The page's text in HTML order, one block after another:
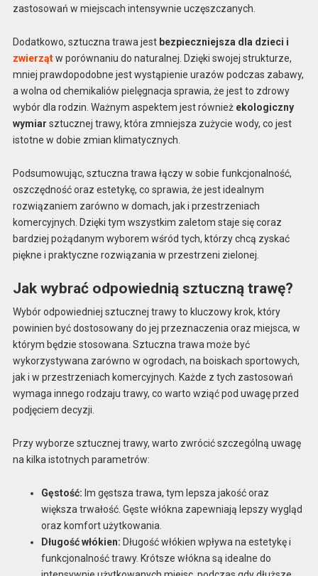
zastosowań w miejscach intensywnie uczęszczanych.
Dodatkowo, sztuczna trawa jest bezpieczniejsza dla dzieci i
zwierzątw porównaniu do naturalnej. Dzięki swojej strukturze,
mniej prawdopodobne jest wystąpienie urazów podczas zabawy,
a wolna od chemikaliów pielęgnacja sprawia, że jest to zdrowy
wybór dla rodzin. Ważnym aspektem jest również ekologiczny
wymiar sztucznej trawy, która zmniejsza zużycie wody, co jest
istotne w dobie zmian klimatycznych.
Podsumowując, sztuczna trawa łączy w sobie funkcjonalność,
oszczędność oraz estetykę, co sprawia, że jest idealnym
rozwiązaniem zarówno w domach, jak i przestrzeniach
komercyjnych. Dzięki tym wszystkim zaletom staje się coraz
bardziej pożądanym wyborem wśród tych, którzy chcą zyskać
piękne i praktyczne rozwiązania w przestrzeni zielonej.
Jak wybrać odpowiednią sztuczną trawę?
Wybór odpowiedniej sztucznej trawy to kluczowy krok, który
powinien być dostosowany do jej przeznaczenia oraz miejsca, w
którym będzie stosowana. Sztuczna trawa może być
wykorzystywana zarówno w ogrodach, na boiskach sportowych,
jak i w przestrzeniach komercyjnych. Każde z tych zastosowań
wymaga innego rodzaju trawy, co warto wziąć pod uwagę przed
podjęciem decyzji.
Przy wyborze sztucznej trawy, warto zwrócić szczególną uwagę
na kilka istotnych parametrów:
Gęstość: Im gęstsza trawa, tym lepsza jakość oraz
większa trwałość. Gęste włókna zapewniają lepszy wygląd
oraz komfort użytkowania.
Długość włókien: Długość włókien wpływa na estetykę i
funkcjonalność trawy. Krótsze włókna są idealne do